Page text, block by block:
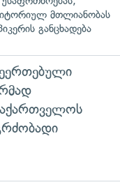
მთლიანობას
განცხადება